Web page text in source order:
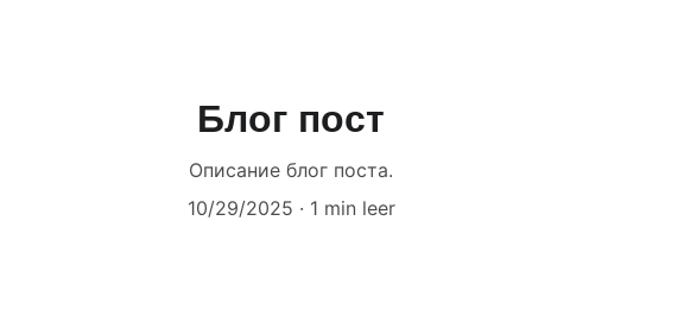
Блог пост
Описание блог поста.
10/29/2025
1 min leer